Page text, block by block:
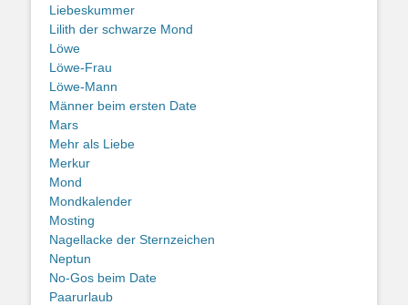
Liebeskummer
Lilith der schwarze Mond
Löwe
Löwe-Frau
Löwe-Mann
Männer beim ersten Date
Mars
Mehr als Liebe
Merkur
Mond
Mondkalender
Mosting
Nagellacke der Sternzeichen
Neptun
No-Gos beim Date
Paarurlaub